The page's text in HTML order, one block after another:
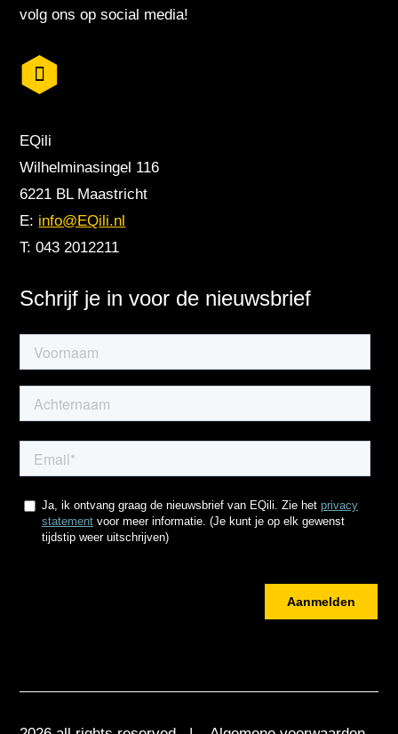
volg ons op social media!
EQili
Wilhelminasingel 116
6221 BL Maastricht
E: info@EQili.nl
T: 043 2012211
Schrijf je in voor de nieuwsbrief